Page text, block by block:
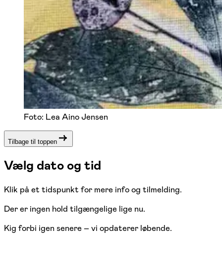
Foto: Lea Aino Jensen
Tilbage til toppen
Vælg dato og tid
Klik på et tidspunkt for mere info og tilmelding.
Der er ingen hold tilgængelige lige nu.
Kig forbi igen senere – vi opdaterer løbende.